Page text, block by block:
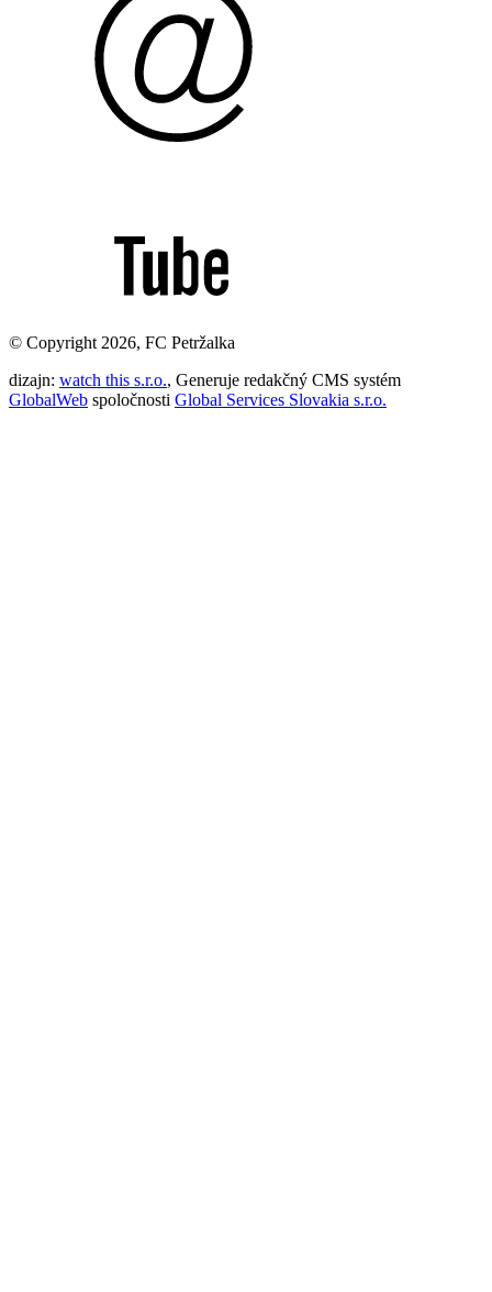
© Copyright 2026, FC Petržalka
dizajn: watch this s.r.o., Generuje redakčný CMS systém
GlobalWeb spoločnosti Global Services Slovakia s.r.o.